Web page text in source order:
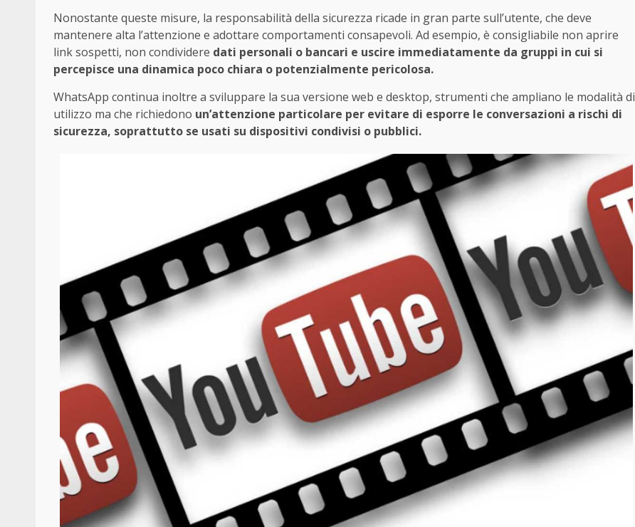
Nonostante queste misure, la responsabilità della sicurezza ricade in gran parte sull’utente, che deve
mantenere alta l’attenzione e adottare comportamenti consapevoli. Ad esempio, è consigliabile non aprire
link sospetti, non condividere dati personali o bancari e uscire immediatamente da gruppi in cui si
percepisce una dinamica poco chiara o potenzialmente pericolosa.
WhatsApp continua inoltre a sviluppare la sua versione web e desktop, strumenti che ampliano le modalità di
utilizzo ma che richiedono un’attenzione particolare per evitare di esporre le conversazioni a rischi di
sicurezza, soprattutto se usati su dispositivi condivisi o pubblici.